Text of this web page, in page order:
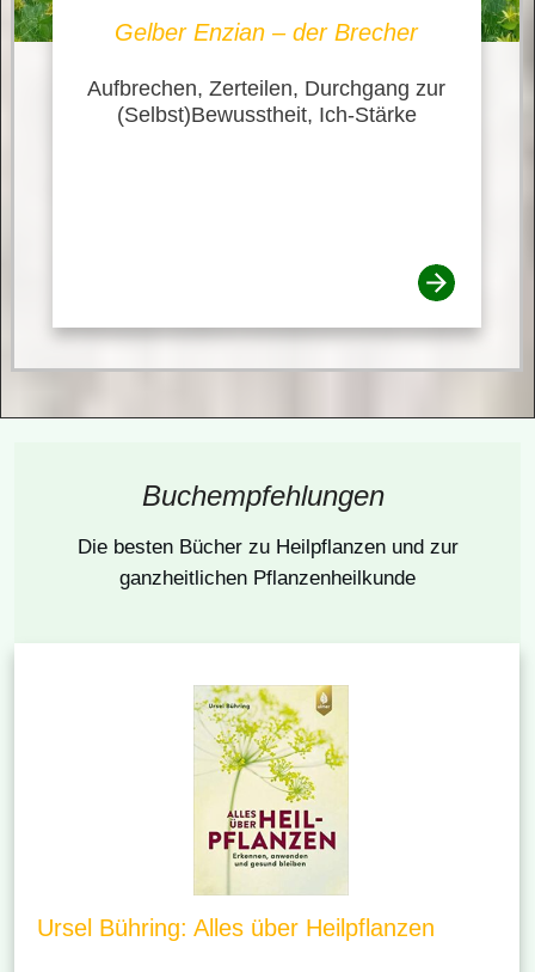
Gelber Enzian – der Brecher
Aufbrechen, Zerteilen, Durchgang zur
(Selbst)Bewusstheit, Ich-Stärke
Buchempfehlungen
Die besten Bücher zu Heilpflanzen und zur
ganzheitlichen Pflanzenheilkunde
Ursel Bühring: Alles über Heilpflanzen